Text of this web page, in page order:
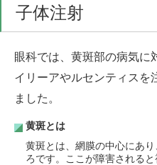
子体注射
眼科では、黄斑部の病気に
イリーアやルセンティスを
ました。
黄斑とは
黄斑とは、網膜の中心にあ
ろです。ここが障害される